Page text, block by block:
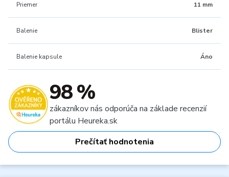
Priemer 11 mm
Balenie Blister
Balenie kapsule Áno
98 %
zákazníkov nás odporúča na základe recenzií
portálu Heureka.sk
Prečítať hodnotenia